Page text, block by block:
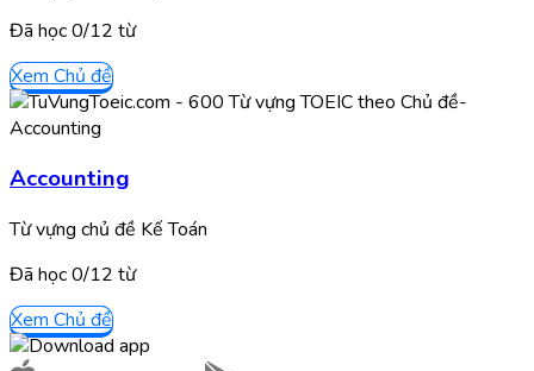
Đã học0/12 từ
Xem Chủ đề
Accounting
Từ vựng chủ đề Kế Toán
Đã học0/12 từ
Xem Chủ đề